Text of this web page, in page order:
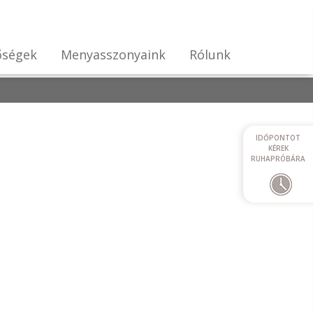
Menyasszonyaink Rólunk
IDŐPONTOT
KÉREK
RUHAPRÓBÁRA